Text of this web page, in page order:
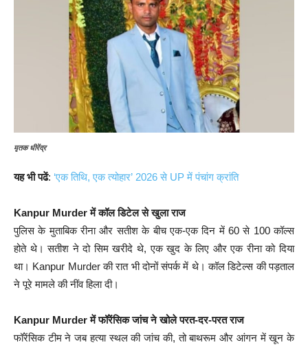
मृतक धीरेंद्र
यह भी पढें: ‘एक तिथि, एक त्योहार’ 2026 से UP में पंचांग क्रांति
Kanpur Murder में कॉल डिटेल से खुला राज
पुलिस के मुताबिक रीना और सतीश के बीच एक-एक दिन में 60 से 100 कॉल्स
होते थे। सतीश ने दो सिम खरीदे थे, एक खुद के लिए और एक रीना को दिया
था। Kanpur Murder की रात भी दोनों संपर्क में थे। कॉल डिटेल्स की पड़ताल
ने पूरे मामले की नींव हिला दी।
Kanpur Murder में फॉरेंसिक जांच ने खोले परत-दर-परत राज
फॉरेंसिक टीम ने जब हत्या स्थल की जांच की, तो बाथरूम और आंगन में खून के